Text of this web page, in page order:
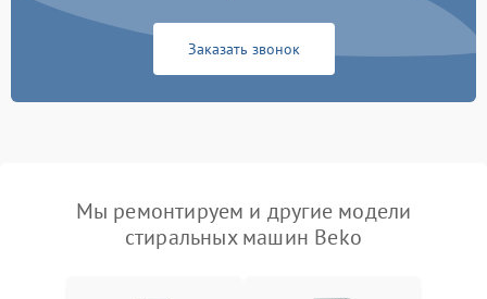
Заказать звонок
Мы ремонтируем и другие модели
стиральных машин Beko